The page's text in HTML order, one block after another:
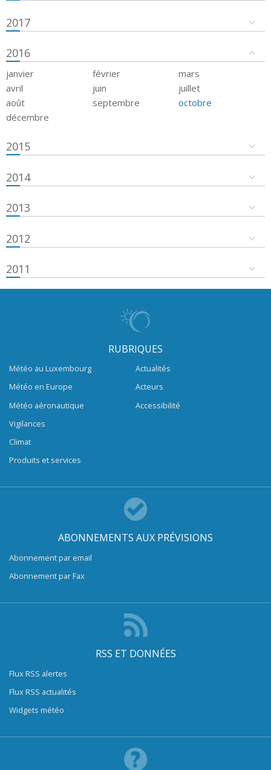
2017
2016
janvier février
mars
avril
juin
juillet
août
septembre
octobre
décembre
2015
2014
2013
2012
2011
RUBRIQUES
Météo au Luxembourg
Météo en Europe
Météo aéronautique
Vigilances
Climat
Produits et services
Actualités
Acteurs
Accessibilité
ABONNEMENTS AUX PRÉVISIONS
Abonnement par email
Abonnement par Fax
RSS ET DONNÉES
Flux RSS alertes
Flux RSS actualités
Widgets météo